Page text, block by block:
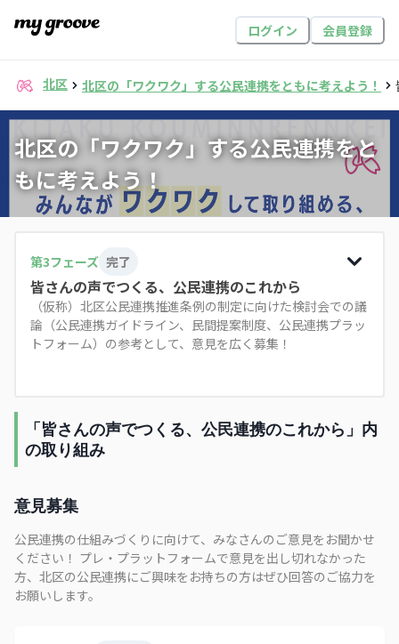
ログイン 会員登録
北区 北区の「ワクワク」する公民連携をともに考えよう！
北区の「ワクワク」する公民連携をと
もに考えよう！
第3フェーズ 完了
皆さんの声でつくる、公民連携のこれから
（仮称）北区公民連携推進条例の制定に向けた検討会での議
論（公民連携ガイドライン、民間提案制度、公民連携プラッ
トフォーム）の参考として、意見を広く募集！
「皆さんの声でつくる、公民連携のこれから」内
の取り組み
意見募集
公民連携の仕組みづくりに向けて、みなさんのご意見をお聞かせ
ください！ プレ・プラットフォームで意見を出し切れなかった
方、北区の公民連携にご興味をお持ちの方はぜひ回答のご協力を
お願いします。